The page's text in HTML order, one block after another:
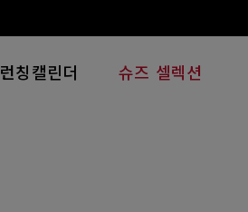
런칭캘린더 슈즈 셀렉션